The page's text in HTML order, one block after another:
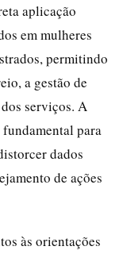
aplicação
em mulheres
permitindo
a gestão de
serviços. A
para
dados
de ações
às orientações